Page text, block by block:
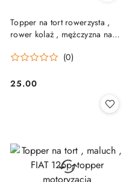
Topper na tort rowerzysta ,
rower kolaż , mężczyzna na
(0)
Cena:
25.00